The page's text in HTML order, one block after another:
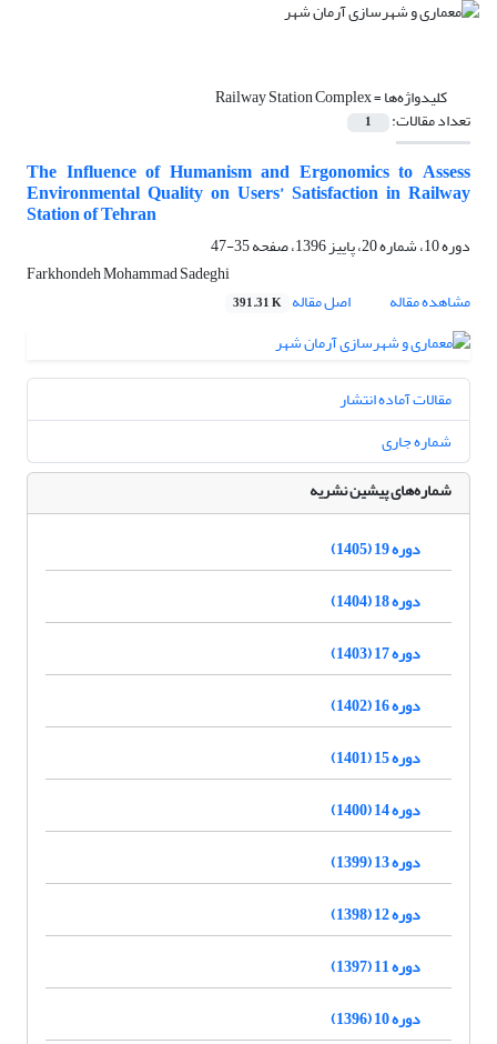
کلیدواژه‌ها =Railway Station Complex
تعداد مقالات: 1
The Influence of Humanism and Ergonomics to Assess
Environmental Quality on Users’ Satisfaction in Railway
Station of Tehran
دوره 10، شماره 20، پاییز 1396، صفحه
35-47
Farkhondeh Mohammad Sadeghi
مشاهده مقاله
اصل مقاله 391.31 K
مقالات آماده انتشار
شماره جاری
شماره‌های پیشین نشریه
دوره 19 (1405)
دوره 18 (1404)
دوره 17 (1403)
دوره 16 (1402)
دوره 15 (1401)
دوره 14 (1400)
دوره 13 (1399)
دوره 12 (1398)
دوره 11 (1397)
دوره 10 (1396)